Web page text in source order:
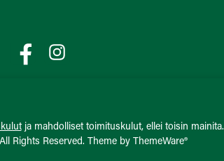
FacebookInstagram
ja mahdolliset toimituskulut, ellei toisin mainita.
Rights Reserved. Theme by ThemeWare®